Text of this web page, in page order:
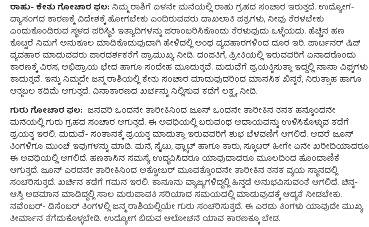
ರಾಹು- ಕೇತು ಗೋಚಾರ ಫಲ:ನಿಮ್ಮ ರಾಶಿಗೆ ಏಳನೇ ಮನೆಯಲ್ಲಿ ರಾಹು ಗ್ರಹದ ಸಂಚಾರ ಇರುತ್ತದೆ. ಉದ್ಯೋಗ-
ವ್ಯಾಸಂಗದ ಕಾರಣಕ್ಕೆ ವಿದೇಶಕ್ಕೆ ಹೋಗಬೇಕು ಎಂದಿರುವವರು ದಾಖಲಾತಿ ಪತ್ರಗಳು, ನೀವು ತೆರಳಬೇಕು
ಎಂದುಕೊಂಡಿರುವ ಸ್ಥಳದ ಪರಿಸ್ಥಿತಿ ಇತ್ಯಾದಿಗಳನ್ನು ಪರಾಂಬರಿಸಿಕೊಂಡು ತೆರಳುವುದು ಒಳ್ಳೆಯದು. ಹೆಚ್ಚಿನ ಹಣ
ಕೊಟ್ಟರೆ ನಿಮಗೆ ಅನುಕೂಲ ಮಾಡಿಕೊಡುವುದಾಗಿ ಹೇಳಿದಲ್ಲಿ ಅಂಥ ವ್ಯವಹಾರಗಳಿಂದ ದೂರ ಇರಿ. ಪಾರ್ಟನರ್ ಷಿಪ್
ವ್ಯವಹಾರ ಮಾಡುವವರು ಪಾರದರ್ಶಕತೆಗೆ ಪ್ರಾಮುಖ್ಯ ನೀಡಿ. ದಂಪತಿಗೆ, ಪ್ರೀತಿಯಲ್ಲಿ ಇರುವವರಿಗೆ ಏನಾದರೊಂದು
ಕಾರಣಕ್ಕೆ ವಿರಸ, ಅಭಿಪ್ರಾಯ ಭೇದ ಹಾಗೂ ಸಂದೇಹ ಮೂಡುತ್ತವೆ. ಮದುವೆಗೆ ಪ್ರಯತ್ನಿಸುತ್ತಾ ಇದ್ದಲ್ಲಿ ನಾನಾ ವಿಘ್ನಗಳು
ಕಾಡುತ್ತವೆ. ಇನ್ನು ನಿಮ್ಮದೇ ಜನ್ಮ ರಾಶಿಯಲ್ಲಿ ಕೇತು ಸಂಚಾರ ಮಾಡುವುದರಿಂದ ಮಾನಸಿಕ ಖಿನ್ನತೆ, ನಿರುತ್ಸಾಹ ಹಾಗೂ
ಆತ್ಮಬಲ ಕಡಿಮೆ ಆಗುತ್ತದೆ. ವಿನಾಕಾರಣದ ಖರ್ಚನ್ನು ನಿಲ್ಲಿಸುವ ಕಡೆಗೆ ಲಕ್ಷ್ಯ ನೀಡಿ.
ಗುರು ಗೋಚಾರ ಫಲ: ಜನವರಿ ಒಂದನೇ ತಾರೀಕಿನಿಂದ ಜೂನ್ ಒಂದನೇ ತಾರೀಕಿನ ತನಕ ಹನ್ನೊಂದನೇ
ಮನೆಯಲ್ಲಿ ಗುರು ಗ್ರಹದ ಸಂಚಾರ ಆಗುತ್ತದೆ. ಈ ಅವಧಿಯಲ್ಲಿ ಬರುವಂಥ ಆದಾಯವನ್ನು ಉಳಿಸಿಕೊಳ್ಳುವ ಕಡೆಗೆ
ಪ್ರಯತ್ನ ಇರಲಿ. ಮದುವೆ- ಸಂತಾನಕ್ಕೆ ಪ್ರಯತ್ನ ಮಾಡುತ್ತಾ ಇರುವವರಿಗೆ ಶುಭ ಬೆಳವಣಿಗೆ ಆಗಲಿದೆ. ಆದರೆ ಜೂನ್
ತಿಂಗಳಿಗೂ ಮುಂಚೆ ಇವುಗಳನ್ನು ಮಾಡಿ. ಮನೆ, ಸೈಟು, ಫ್ಲ್ಯಾಟ್ ಹಾಗೂ ಕಾರು, ಸ್ಕೂಟರ್ ಹೀಗೇ ಏನೇ ಖರೀದಿಯಾದರೂ
ಈ ಅವಧಿಯಲ್ಲಿ ಆಗಲಿದೆ. ಹಣಕಾಸಿನ ಸಮಸ್ಯೆ ಉದ್ಭವಿಸಿದರೂ ಯಾವುದಾದರೂ ಮೂಲದಿಂದ ಹೊಂದಾಣಿಕೆ
ಆಗುತ್ತದೆ. ಜೂನ್ ಎರಡನೇ ತಾರೀಕಿನಿಂದ ಅಕ್ಟೋಬರ್ ಮೂವತ್ತೊಂದನೇ ತಾರೀಕಿನ ತನಕ ವ್ಯಯ ಸ್ಥಾನದಲ್ಲಿ
ಸಂಚರಿಸುತ್ತದೆ. ಖರ್ಚಿನ ಕಡೆಗೆ ಗಮನ ಇರಲಿ. ಕಾನೂನು ವ್ಯಾಜ್ಯಗಳಿದ್ದಲ್ಲಿ ಹಿನ್ನಡೆ ಅನುಭವಿಸುವಂತೆ ಆಗಲಿದೆ. ಚಿನ್ನ-
ಆಸ್ತಿ ಅಡಮಾನ ಮಾಡಿದ್ದಲ್ಲಿ ಸಾಲ ಮರುಪಾವತಿ ಸರಿಯಾದ ಸಮಯದಲ್ಲಿ ಮಾಡುವುದಕ್ಕೆ ಆದ್ಯತೆ ನೀಡಬೇಕು.
ನವೆಂಬರ್- ಡಿಸೆಂಬರ್ ತಿಂಗಳಲ್ಲಿ ಜನ್ಮ ರಾಶಿಯಲ್ಲಿಯೇ ಗುರು ಸಂಚರಿಸುತ್ತದೆ. ಈ ಎರಡು ತಿಂಗಳು ಯಾವುದೇ ಮುಖ್ಯ
ತೀರ್ಮಾನ ತೆಗೆದುಕೊಳ್ಳಬೇಡಿ. ಉದ್ಯೋಗ ಬಿಡುವ ಆಲೋಚನೆ ಯಾವ ಕಾರಣಕ್ಕೂ ಬೇಡ.